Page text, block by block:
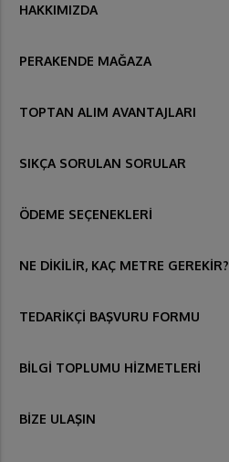
HAKKIMIZDA
PERAKENDE MAĞAZA
TOPTAN ALIM AVANTAJLARI
SIKÇA SORULAN SORULAR
ÖDEME SEÇENEKLERİ
NE DİKİLİR, KAÇ METRE GEREKİR?
TEDARİKÇİ BAŞVURU FORMU
BİLGİ TOPLUMU HİZMETLERİ
BİZE ULAŞIN